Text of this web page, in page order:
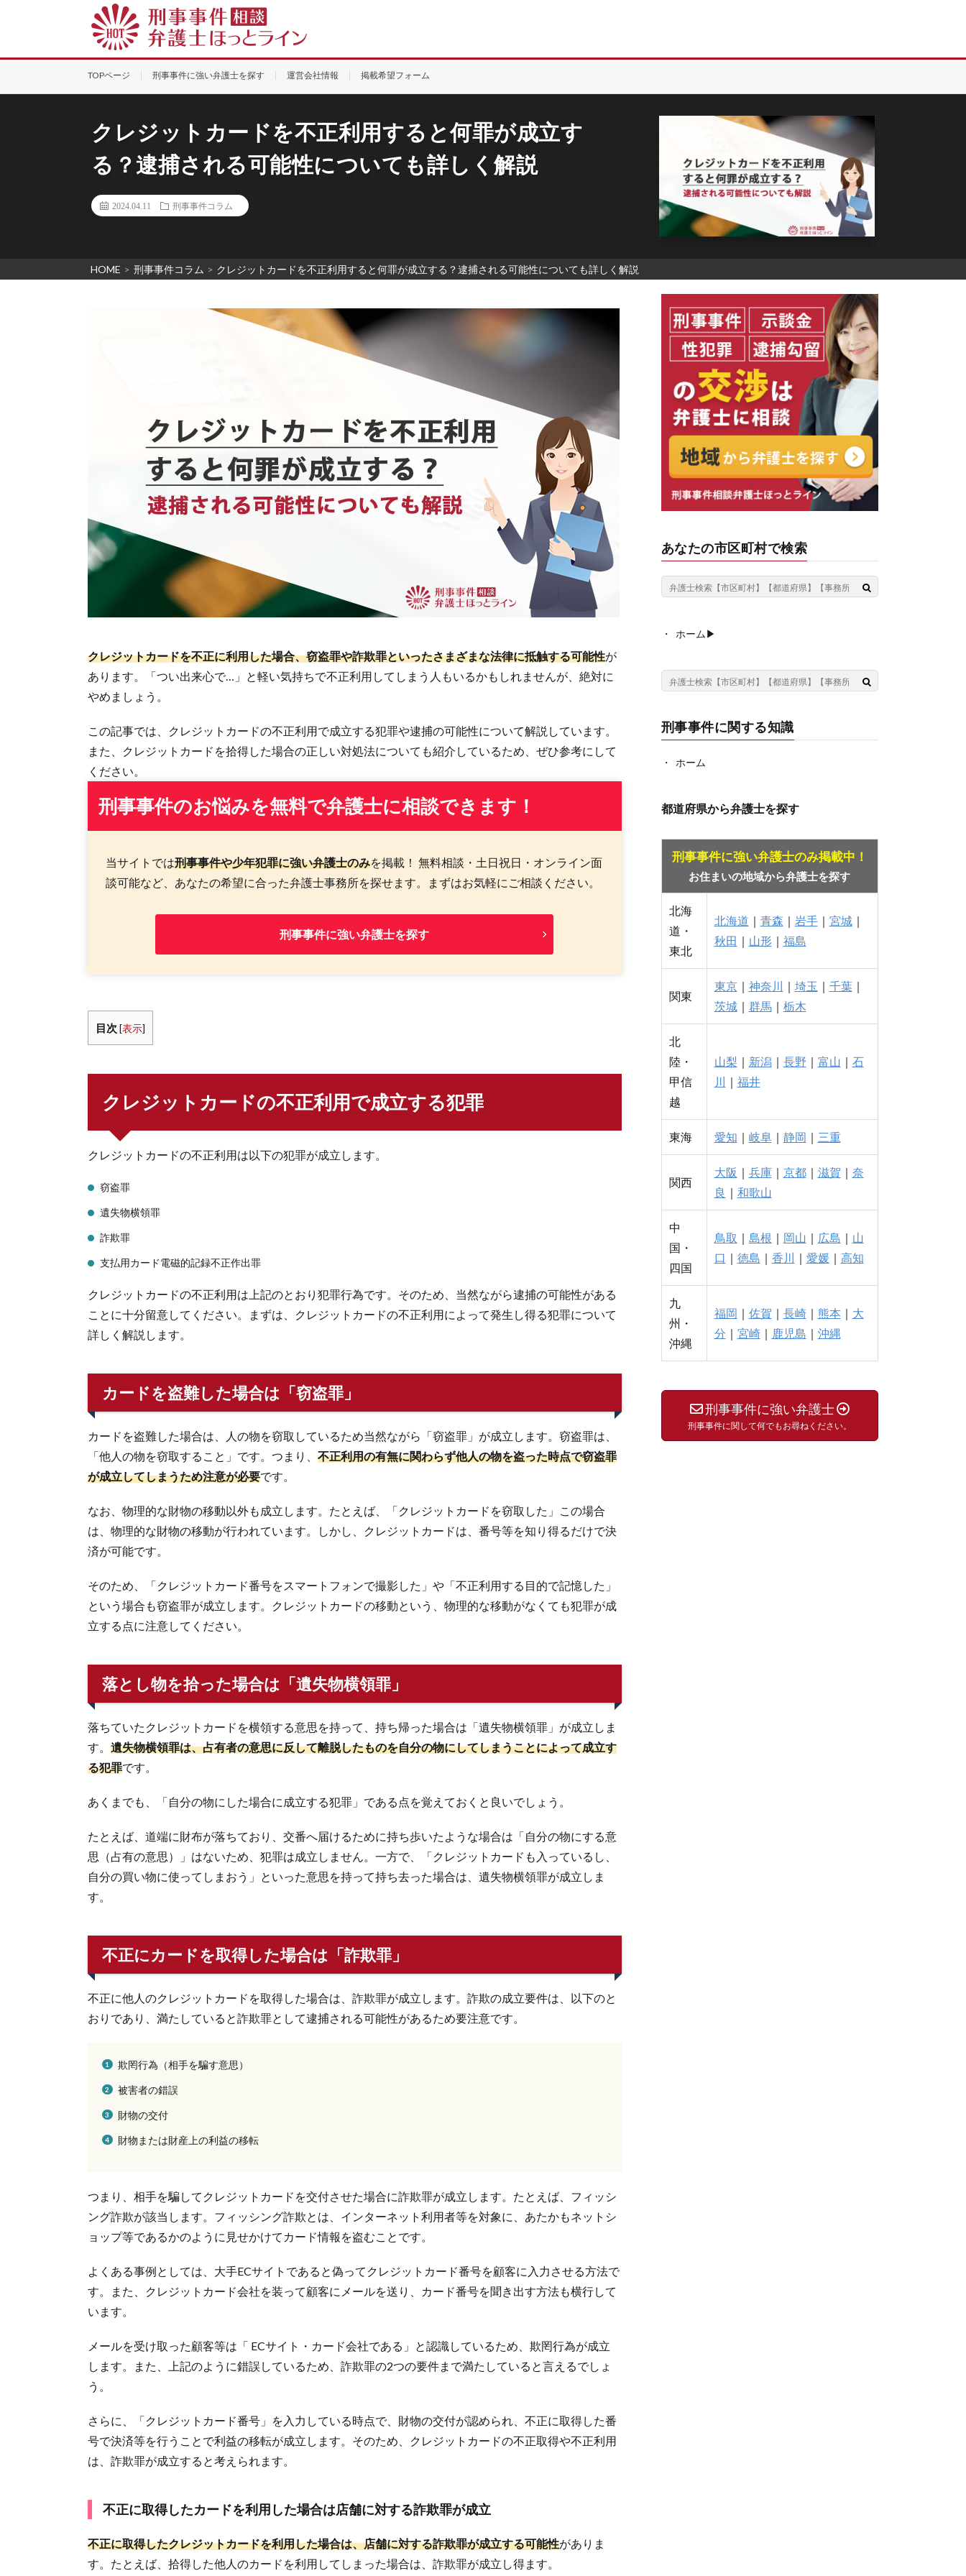
TOPページ 刑事事件に強い弁護士を探す 運営会社情報 掲載希望フォーム
クレジットカードを不正利用すると何罪が成立す
る？逮捕される可能性についても詳しく解説
2024.04.11 刑事事件コラム
HOME > 刑事事件コラム > クレジットカードを不正利用すると何罪が成立する？逮捕される可能性についても詳しく解説
クレジットカードを不正に利用した場合、窃盗罪や詐欺罪といったさまざまな法律に抵触する可能性が
あります。「つい出来心で…」と軽い気持ちで不正利用してしまう人もいるかもしれませんが、絶対に
やめましょう。
この記事では、クレジットカードの不正利用で成立する犯罪や逮捕の可能性について解説しています。
また、クレジットカードを拾得した場合の正しい対処法についても紹介しているため、ぜひ参考にして
ください。
刑事事件のお悩みを無料で弁護士に相談できます！
当サイトでは刑事事件や少年犯罪に強い弁護士のみを掲載！ 無料相談・土日祝日・オンライン面
談可能など、あなたの希望に合った弁護士事務所を探せます。まずはお気軽にご相談ください。
刑事事件に強い弁護士を探す
目次 [表示]
クレジットカードの不正利用で成立する犯罪
クレジットカードの不正利用は以下の犯罪が成立します。
窃盗罪
遺失物横領罪
詐欺罪
支払用カード電磁的記録不正作出罪
クレジットカードの不正利用は上記のとおり犯罪行為です。そのため、当然ながら逮捕の可能性がある
ことに十分留意してください。まずは、クレジットカードの不正利用によって発生し得る犯罪について
詳しく解説します。
カードを盗難した場合は「窃盗罪」
カードを盗難した場合は、人の物を窃取しているため当然ながら「窃盗罪」が成立します。窃盗罪は、
「他人の物を窃取すること」です。つまり、 不正利用の有無に関わらず他人の物を盗った時点で窃盗罪
が成立してしまうため注意が必要です。
なお、物理的な財物の移動以外も成立します。たとえば、「クレジットカードを窃取した」この場合
は、物理的な財物の移動が行われています。しかし、クレジットカードは、番号等を知り得るだけで決
済が可能です。
そのため、「クレジットカード番号をスマートフォンで撮影した」や「不正利用する目的で記憶した」
という場合も窃盗罪が成立します。クレジットカードの移動という、物理的な移動がなくても犯罪が成
立する点に注意してください。
落とし物を拾った場合は「遺失物横領罪」
落ちていたクレジットカードを横領する意思を持って、持ち帰った場合は「遺失物横領罪」が成立しま
す。 遺失物横領罪は、占有者の意思に反して離脱したものを自分の物にしてしまうことによって成立す
る犯罪です。
あくまでも、「自分の物にした場合に成立する犯罪」である点を覚えておくと良いでしょう。
たとえば、道端に財布が落ちており、交番へ届けるために持ち歩いたような場合は「自分の物にする意
思（占有の意思）」はないため、犯罪は成立しません。一方で、「クレジットカードも入っているし、
自分の買い物に使ってしまおう」といった意思を持って持ち去った場合は、遺失物横領罪が成立しま
す。
不正にカードを取得した場合は「詐欺罪」
不正に他人のクレジットカードを取得した場合は、詐欺罪が成立します。詐欺の成立要件は、以下のと
おりであり、満たしていると詐欺罪として逮捕される可能性があるため要注意です。
欺罔行為（相手を騙す意思）
被害者の錯誤
財物の交付
財物または財産上の利益の移転
つまり、相手を騙してクレジットカードを交付させた場合に詐欺罪が成立します。たとえば、フィッシ
ング詐欺が該当します。フィッシング詐欺とは、インターネット利用者等を対象に、あたかもネットシ
ョップ等であるかのように見せかけてカード情報を盗むことです。
よくある事例としては、大手ECサイトであると偽ってクレジットカード番号を顧客に入力させる方法で
す。また、クレジットカード会社を装って顧客にメールを送り、カード番号を聞き出す方法も横行して
います。
メールを受け取った顧客等は「 ECサイト・カード会社である」と認識しているため、欺罔行為が成立
します。また、上記のように錯誤しているため、詐欺罪の2つの要件まで満たしていると言えるでしょ
う。
さらに、「クレジットカード番号」を入力している時点で、財物の交付が認められ、不正に取得した番
号で決済等を行うことで利益の移転が成立します。そのため、クレジットカードの不正取得や不正利用
は、詐欺罪が成立すると考えられます。
不正に取得したカードを利用した場合は店舗に対する詐欺罪が成立
不正に取得したクレジットカードを利用した場合は、店舗に対する詐欺罪が成立する可能性がありま
す。たとえば、拾得した他人のカードを利用してしまった場合は、詐欺罪が成立し得ます。
あなたの市区町村で検索
ホーム▶︎
刑事事件に関する知識
ホーム
都道府県から弁護士を探す
刑事事件に強い弁護士のみ掲載中！
お住まいの地域から弁護士を探す
北海
道・
東北
北海道 ｜ 青森 ｜ 岩手｜ 宮城｜
秋田 ｜ 山形 ｜ 福島
関東
東京｜ 神奈川 ｜ 埼玉 ｜ 千葉｜
茨城｜ 群馬｜ 栃木
北
陸・
甲信
越
山梨 ｜ 新潟 ｜ 長野 ｜ 富山 ｜ 石
川 ｜ 福井
東海 愛知 ｜ 岐阜｜ 静岡 ｜ 三重
関西
大阪 ｜ 兵庫｜ 京都｜ 滋賀 ｜ 奈
良 ｜ 和歌山
中
国・
四国
鳥取 ｜ 島根 ｜ 岡山 ｜ 広島 ｜ 山
口 ｜ 徳島 ｜ 香川 ｜ 愛媛｜ 高知
九
州・
沖縄
福岡 ｜ 佐賀 ｜ 長崎｜ 熊本 ｜ 大
分 ｜ 宮崎｜ 鹿児島 ｜ 沖縄
刑事事件に強い弁護士
刑事事件に関して何でもお尋ねください。